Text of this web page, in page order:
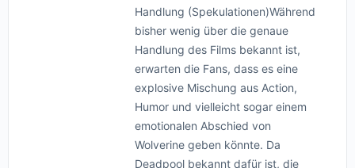
Handlung (Spekulationen)Während
bisher wenig über die genaue
Handlung des Films bekannt ist,
erwarten die Fans, dass es eine
explosive Mischung aus Action,
Humor und vielleicht sogar einem
emotionalen Abschied von
Wolverine geben könnte. Da
Deadpool bekannt dafür ist, die